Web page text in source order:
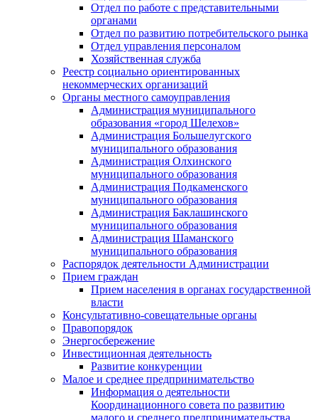
Отдел по работе с представительными
органами
Отдел по развитию потребительского рынка
Отдел управления персоналом
Хозяйственная служба
Реестр социально ориентированных
некоммерческих организаций
Органы местного самоуправления
Администрация муниципального
образования «город Шелехов»
Администрация Большелугского
муниципального образования
Администрация Олхинского
муниципального образования
Администрация Подкаменского
муниципального образования
Администрация Баклашинского
муниципального образования
Администрация Шаманского
муниципального образования
Распорядок деятельности Администрации
Прием граждан
Прием населения в органах государственной
власти
Консультативно-совещательные органы
Правопорядок
Энергосбережение
Инвестиционная деятельность
Развитие конкуренции
Малое и среднее предпринимательство
Информация о деятельности
Координационного совета по развитию
малого и среднего предпринимательства